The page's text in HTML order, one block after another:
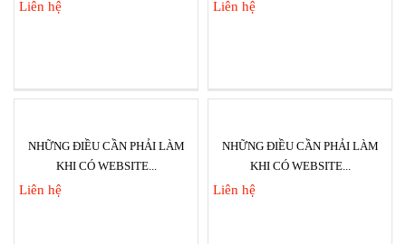
Liên hệ Liên hệ
NHỮNG ĐIỀU CẦN PHẢI LÀM
KHI CÓ WEBSITE...
Liên hệ
NHỮNG ĐIỀU CẦN PHẢI LÀM
KHI CÓ WEBSITE...
Liên hệ